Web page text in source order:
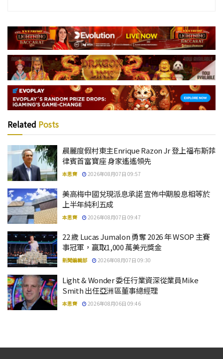
Related Posts
晨麗度假村東主Enrique Razon Jr 登上福布斯菲
律賓首富寶座 身家遙遙領先
本思齊 2026年08月07日 09:57
美高梅中國兌現派息承諾 宣佈中期股息相等於
上半年純利五成
本思齊 2026年08月07日 09:47
22 歲 Lucas Jumalon 勇奪 2026 年 WSOP 主賽
事冠軍，贏取1,000 萬美元獎金
新聞編輯部 2026年08月07日 09:30
Light & Wonder 委任行業資深從業員Mike
Smith 出任亞洲區董事總經理
本思齊 2026年08月06日 09:46